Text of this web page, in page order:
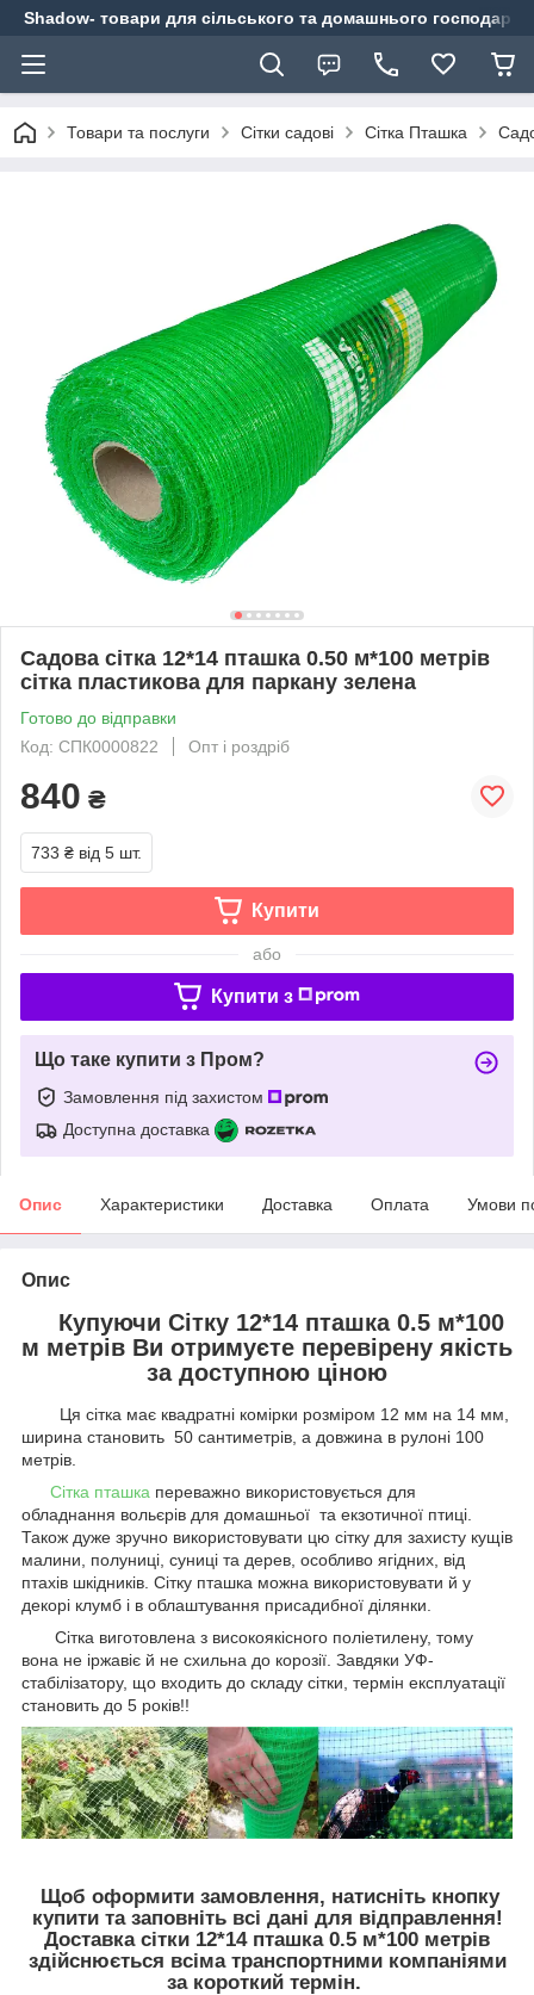
Shadow- товари для сільського та домашнього
Товари та послуги Сітки садові Сітка Пташка
Садова сітка 12*14 пташка 0.50 м*100 метрів
сітка пластикова для паркану зелена
Готово до відправки
Код: СПК0000822
Опт і роздріб
840 ₴
733 ₴ від 5 шт.
Купити
або
Купити з
Що таке купити з Пром?
Замовлення під захистом
Доступна доставка
Опис Характеристики Доставка Оплата Умови
Опис
Купуючи Сітку 12*14 пташка 0.5 м*100
м метрів Ви отримуєте перевірену якість
за доступною ціною
Ця сітка має квадратні комірки розміром 12 мм на 14 мм,
ширина становить 50 сантиметрів, а довжина в рулоні 100
метрів.
Сітка пташка переважно використовується для
обладнання вольєрів для домашньої та екзотичної птиці.
Також дуже зручно використовувати цю сітку для захисту кущів
малини, полуниці, суниці та дерев, особливо ягідних, від
птахів шкідників. Сітку пташка можна використовувати й у
декорі клумб і в облаштування присадибної ділянки.
Сітка виготовлена з високоякісного поліетилену, тому
вона не іржавіє й не схильна до корозії. Завдяки УФ-
стабілізатору, що входить до складу сітки, термін експлуатації
становить до 5 років!!
Щоб оформити замовлення, натисніть кнопку
купити та заповніть всі дані для відправлення!
Доставка сітки 12*14 пташка 0.5 м*100 метрів
здійснюється всіма транспортними компаніями
за короткий термін.